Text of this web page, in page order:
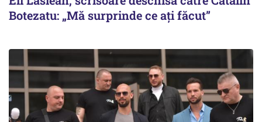
Botezatu: „Mă surprinde ce ați făcut”